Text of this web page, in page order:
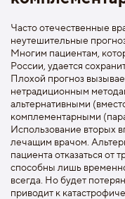
Часто отечественные
неутешительные
Многим пациентам,
России, удается
Плохой прогноз
нетрадиционным
альтернативными
комплементарными
Использование вторых
лечащим врачом.
пациента отказаться
способны лишь
всегда. Но будет
приводит к